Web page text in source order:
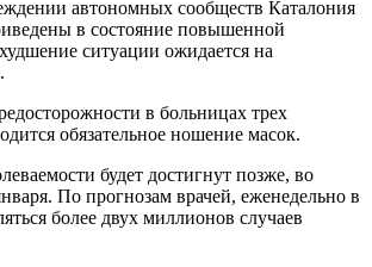
автономных сообществ Каталония
в состояние повышенной
ситуации ожидается на
в больницах трех
обязательное ношение масок.
будет достигнут позже, во
По прогнозам врачей, еженедельно в
более двух миллионов случаев